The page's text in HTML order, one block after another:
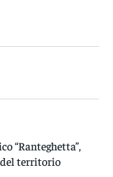
“Ranteghetta”,
territorio